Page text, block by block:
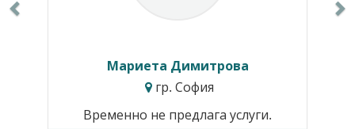
Мариета Димитрова
гр. София
Временно не предлага услуги.